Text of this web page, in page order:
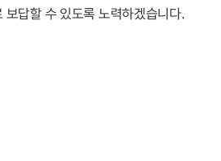
보답할 수 있도록 노력하겠습니다.